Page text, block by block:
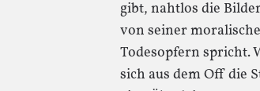
gibt, nahtlos die
von seiner
Todesopfern spricht.
sich aus dem Off die